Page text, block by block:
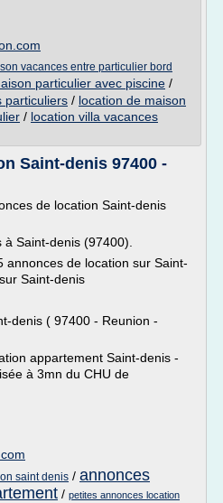
vacances entre particulier bord
particulier avec piscine /
particuliers / location de maison
/ location villa vacances
Saint-denis 97400 -
de location Saint-denis
Saint-denis (97400).
annonces de location sur Saint-
Saint-denis
denis ( 97400 - Reunion -
appartement Saint-denis -
à 3mn du CHU de
saint denis / annonces
/ petites annonces location